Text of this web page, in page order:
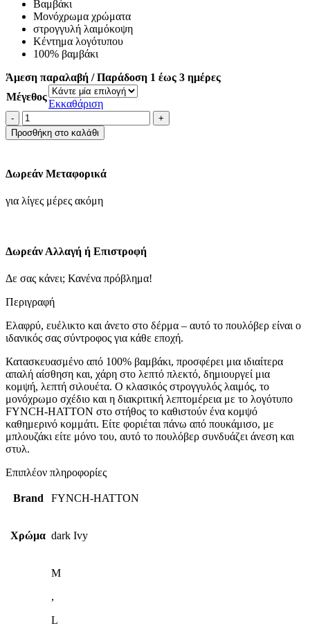
69.93€.
Βαμβάκι
Μονόχρωμα χρώματα
στρογγυλή λαιμόκοψη
Κέντημα λογότυπου
100% βαμβάκι
Άμεση παραλαβή / Παράδοση 1 έως 3 ημέρες
Μέγεθος
Εκκαθάριση
Πουλόβερ
από
λεπτό
ύφασμα
με
λαιμόκοψη-
Προσθήκη στο καλάθι
Δωρεάν Μεταφορικά
για λίγες μέρες ακόμη
Δωρεάν Αλλαγή ή Επιστροφή
Δε σας κάνει; Κανένα πρόβλημα!
Περιγραφή
Ελαφρύ, ευέλικτο και άνετο στο δέρμα – αυτό το πουλόβερ είναι ο
ιδανικός σας σύντροφος για κάθε εποχή.
Κατασκευασμένο από 100% βαμβάκι, προσφέρει μια ιδιαίτερα
απαλή αίσθηση και, χάρη στο λεπτό πλεκτό, δημιουργεί μια
κομψή, λεπτή σιλουέτα. Ο κλασικός στρογγυλός λαιμός, το
μονόχρωμο σχέδιο και η διακριτική λεπτομέρεια με το λογότυπο
FYNCH-HATTON στο στήθος το καθιστούν ένα κομψό
καθημερινό κομμάτι. Είτε φοριέται πάνω από πουκάμισο, με
μπλουζάκι είτε μόνο του, αυτό το πουλόβερ συνδυάζει άνεση και
στυλ.
Επιπλέον πληροφορίες
Brand FYNCH-HATTON
Χρώμα dark Ivy
M
,
L